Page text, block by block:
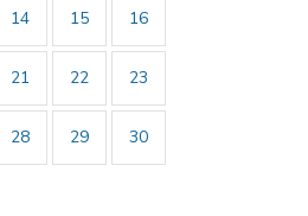
14 15 16
21 22 23
28 29 30